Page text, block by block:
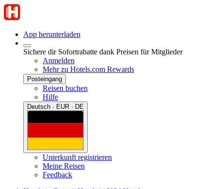
App herunterladen
Sichere dir Sofortrabatte dank Preisen für Mitglieder
Anmelden
Mehr zu Hotels.com Rewards
Posteingang
Reisen buchen
Hilfe
Deutsch · EUR · DE
Unterkunft registrieren
Meine Reisen
Feedback